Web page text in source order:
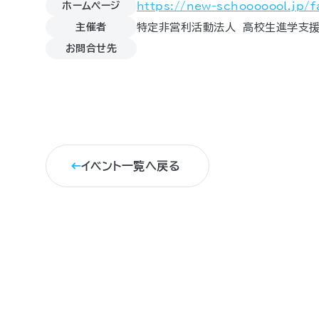
ホームページ https://new-schooooool.jp/
主催者 特定非営利活動法人 高校生進学支
お問合せ先
イベント一覧へ戻る